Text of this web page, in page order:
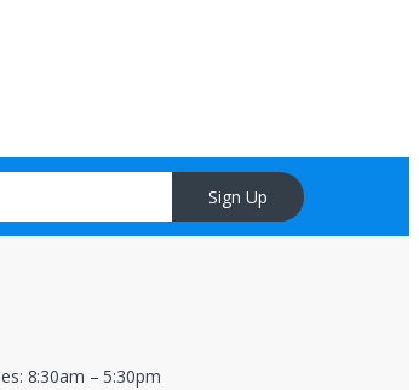
Sign Up
8:30am – 5:30pm